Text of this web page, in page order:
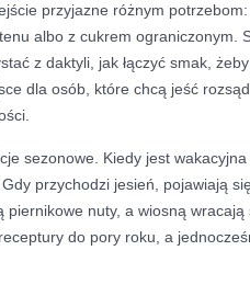
przyjazne różnym
albo z cukrem ograniczonym.
z daktyli, jak łączyć smak,
dla osób, które chcą jeść
sezonowe. Kiedy jest
przychodzi jesień, pojawiają
nuty, a wiosną wracają
do pory roku, a